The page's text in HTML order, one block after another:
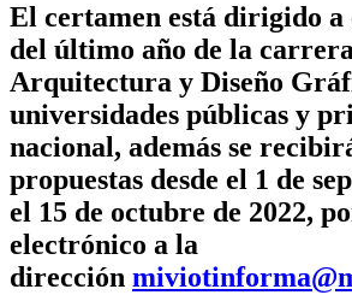
El certamen está dirigido a
del último año de la
Arquitectura y Diseño
universidades públicas y
nacional, además se
propuestas desde el 1 de
el 15 de octubre de 2022,
electrónico a la
dirección